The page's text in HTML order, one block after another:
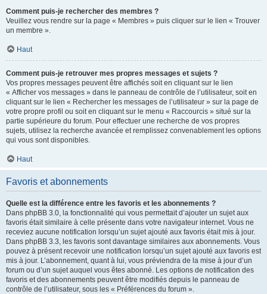
Comment puis-je rechercher des membres ?
Veuillez vous rendre sur la page « Membres » puis cliquer sur le lien « Trouver
un membre ».
Haut
Comment puis-je retrouver mes propres messages et sujets ?
Vos propres messages peuvent être affichés soit en cliquant sur le lien
« Afficher vos messages » dans le panneau de contrôle de l’utilisateur, soit en
cliquant sur le lien « Rechercher les messages de l’utilisateur » sur la page de
votre propre profil ou soit en cliquant sur le menu « Raccourcis » situé sur la
partie supérieure du forum. Pour effectuer une recherche de vos propres
sujets, utilisez la recherche avancée et remplissez convenablement les options
qui vous sont disponibles.
Haut
Favoris et abonnements
Quelle est la différence entre les favoris et les abonnements ?
Dans phpBB 3.0, la fonctionnalité qui vous permettait d’ajouter un sujet aux
favoris était similaire à celle présente dans votre navigateur internet. Vous ne
receviez aucune notification lorsqu’un sujet ajouté aux favoris était mis à jour.
Dans phpBB 3.3, les favoris sont davantage similaires aux abonnements. Vous
pouvez à présent recevoir une notification lorsqu’un sujet ajouté aux favoris est
mis à jour. L’abonnement, quant à lui, vous préviendra de la mise à jour d’un
forum ou d’un sujet auquel vous êtes abonné. Les options de notification des
favoris et des abonnements peuvent être modifiés depuis le panneau de
contrôle de l’utilisateur, sous les « Préférences du forum ».